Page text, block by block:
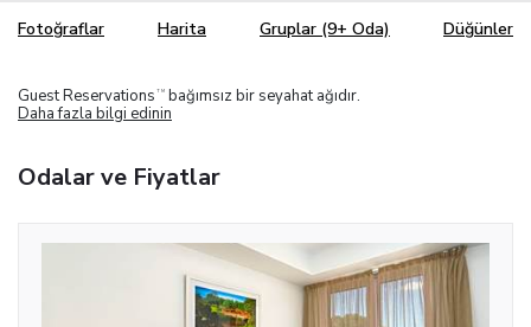
Fotoğraflar Harita Gruplar (9+ Oda) Düğünler
Guest Reservations TM bağımsız bir seyahat ağıdır.
Daha fazla bilgi edinin
Odalar ve Fiyatlar